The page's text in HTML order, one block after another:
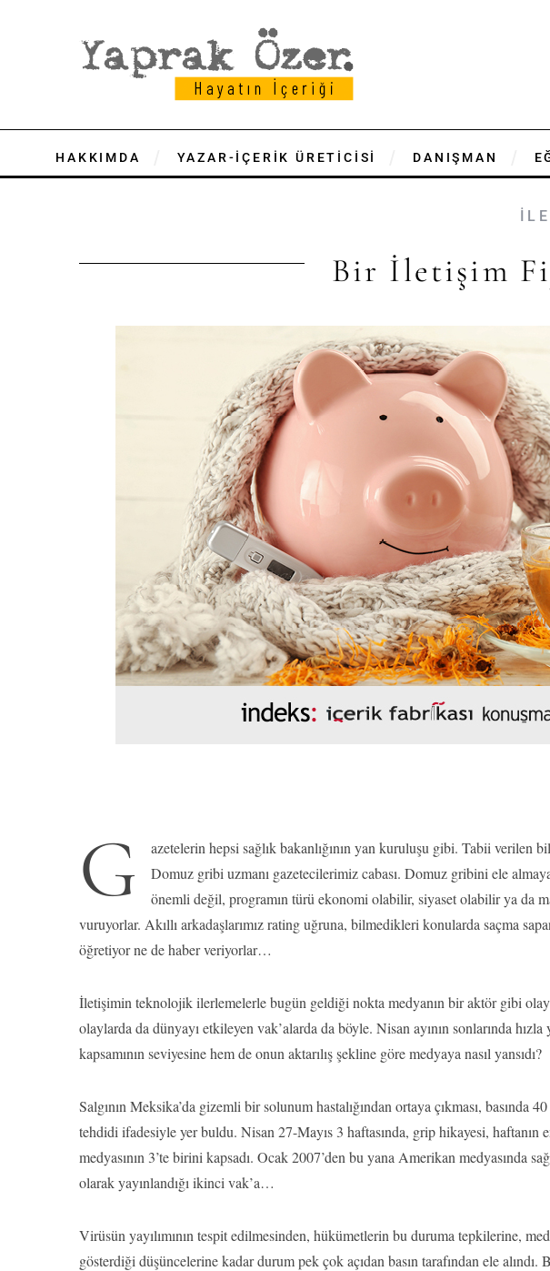
HAKKIMDA YAZAR-İÇERİK ÜRETİCİSİ DANIŞMAN
Bir İletişim
G
azetelerin hepsi sağlık bakanlığının yan kuruluşu gibi. Tabii verilen
Domuz gribi uzmanı gazetecilerimiz cabası. Domuz gribini ele
önemli değil, programın türü ekonomi olabilir, siyaset olabilir ya da
vuruyorlar. Akıllı arkadaşlarımız rating uğruna, bilmedikleri konularda saçma
öğretiyor ne de haber veriyorlar…
İletişimin teknolojik ilerlemelerle bugün geldiği nokta medyanın bir aktör gibi
olaylarda da dünyayı etkileyen vak’alarda da böyle. Nisan ayının sonlarında
kapsamının seviyesine hem de onun aktarılış şekline göre medyaya nasıl yansıdı?
Salgının Meksika’da gizemli bir solunum hastalığından ortaya çıkması, basında
tehdidi ifadesiyle yer buldu. Nisan 27-Mayıs 3 haftasında, grip hikayesi, haftanın
medyasının 3’te birini kapsadı. Ocak 2007’den bu yana Amerikan medyasında
olarak yayınlandığı ikinci vak’a…
Virüsün yayılımının tespit edilmesinden, hükümetlerin bu duruma tepkilerine,
gösterdiği düşüncelerine kadar durum pek çok açıdan basın tarafından ele